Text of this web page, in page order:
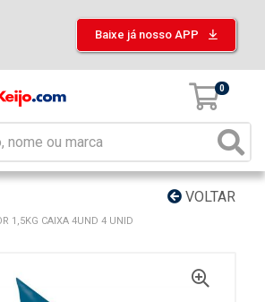
Baixe já nosso APP
0
VOLTAR
1,5KG CAIXA 4UND 4 UNID